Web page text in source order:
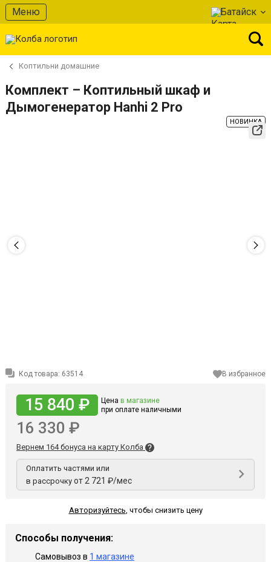
Меню Батайск
Коптильни домашние
Комплект – Коптильный шкаф и
Дымогенератор Hanhi 2 Pro
НОВИНКА
Код товара: 63514 В избранное
15 840 ₽ Цена в магазине
при оплате наличными
16 330 ₽
Вернем 164 бонуса на карту Колба
Оплатить частями или
в рассрочку от 2 721 ₽/мес
Авторизуйтесь, чтобы снизить цену
Способы получения:
Самовывоз в 1 магазине